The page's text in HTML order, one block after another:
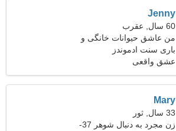
Jenny
60 سال, عقرب
من عاشق حیوانات خانگی و
آشپزی هستم
باری سنت ادموندز
عشق واقعی
Mary
33 سال, ثور
زن مجرد به دنبال شوهر 37-